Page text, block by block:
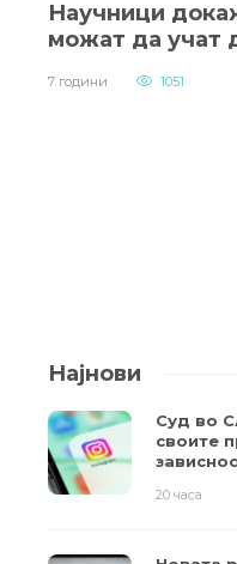
Научници
можат да учат
7 години 1051
Најнови
Суд во
своите
20 часа